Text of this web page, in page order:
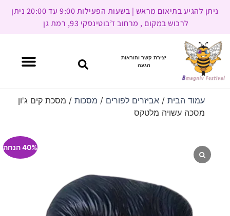
ניתן להגיע בתיאום מראש | בשעות הפעילות 9:00 עד 20:00 ניתן
לרכוש במקום , מרחוב ז’בוטינסקי 93, רמת גן
יצירת קשר והוראות
הגעה
עמוד הבית/ אביזרים לפורים / מסכות/ מסכת קים ג'ון
מסכה עשויה מלטקס
40% הנחה